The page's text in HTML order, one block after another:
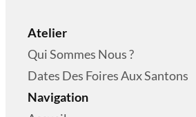
Atelier
Qui Sommes Nous ?
Dates Des Foires Aux Santons
Navigation